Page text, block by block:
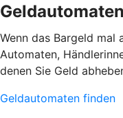
Wenn das Bargeld mal
Automaten,
denen Sie Geld
Geldautomaten finden